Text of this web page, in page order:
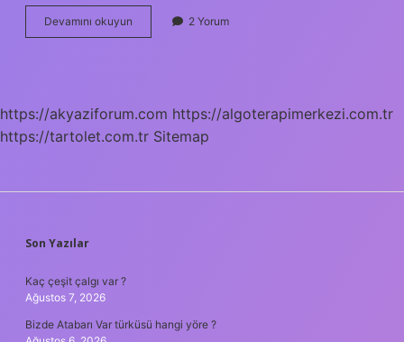
Devamını okuyun
Burcunun
2 Yorum
https://akyaziforum.com https://algoterapimerkezi.com.tr
https://tartolet.com.tr Sitemap
SIDEBAR
Son Yazılar
Kaç çeşit çalgı var ?
Ağustos 7, 2026
Bizde Atabarı Var türküsü hangi yöre ?